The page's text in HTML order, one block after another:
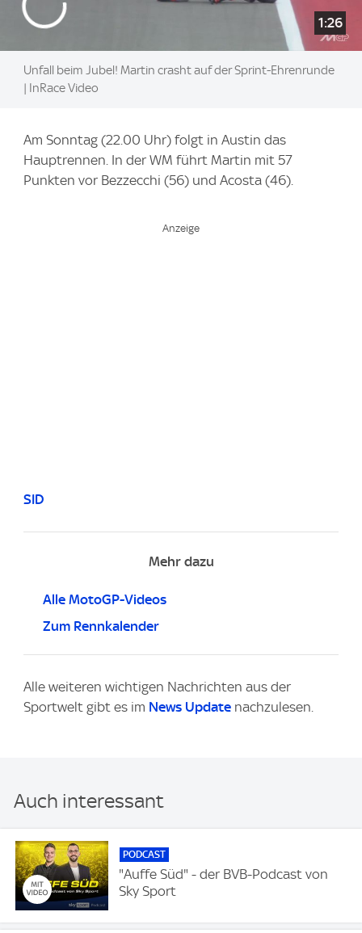
1:26
Unfall beim Jubel! Martin crasht auf der Sprint-Ehrenrunde
| InRace Video
Am Sonntag (22.00 Uhr) folgt in Austin das
Hauptrennen. In der WM führt Martin mit 57
Punkten vor Bezzecchi (56) und Acosta (46).
SID
Mehr dazu
Alle MotoGP-Videos
Zum Rennkalender
Alle weiteren wichtigen Nachrichten aus der
Sportwelt gibt es im News Update nachzulesen.
Auch interessant
PODCAST
"Auffe Süd" - der BVB-Podcast von
Sky Sport